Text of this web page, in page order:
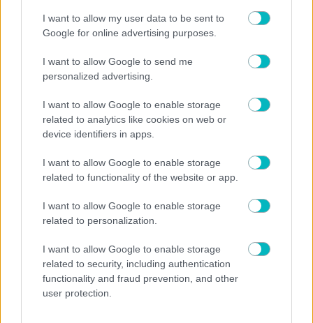
I want to allow my user data to be sent to
Google for online advertising purposes.
I want to allow Google to send me
personalized advertising.
I want to allow Google to enable storage
related to analytics like cookies on web or
device identifiers in apps.
I want to allow Google to enable storage
related to functionality of the website or app.
I want to allow Google to enable storage
related to personalization.
I want to allow Google to enable storage
related to security, including authentication
functionality and fraud prevention, and other
user protection.
09/08/2026 | 12:52:39
ΠΟΔΟΣΦΑΙΡΟ ΑΕΚ
Ηλιόπουλος σε Πήλιο: «Εκανες μεγάλη προσπάθεια κόντρα σε
αυτούς που σε αμφισβήτησαν – Το κέρδισες με το σπαθί σου»
09/08/2026 | 12:37:51
SUPER LEAGUE
09/08/2026 | 11:45:50
Ουνιόν Σεν Ζιλουάζ: Πούλησε τον αστέρα της στην Κρίσταλ
Πάλας η υποψήφια αντίπαλος του Ολυμπιακού